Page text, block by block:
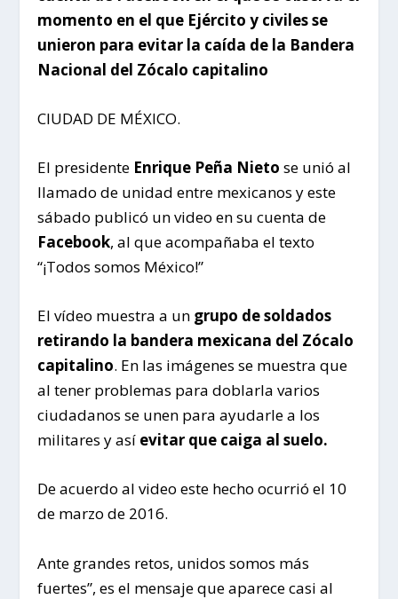
momento en el que Ejército y civiles se
unieron para evitar la caída de la Bandera
Nacional del Zócalo capitalino
CIUDAD DE MÉXICO.
El presidente Enrique Peña Nietose unió al
llamado de unidad entre mexicanos y este
sábado publicó un video en su cuenta de
Facebook, al que acompañaba el texto
“¡Todos somos México!”
El vídeo muestra a un grupo de soldados
retirando la bandera mexicana del Zócalo
capitalino. En las imágenes se muestra que
al tener problemas para doblarla varios
ciudadanos se unen para ayudarle a los
militares y así evitar que caiga al suelo.
De acuerdo al video este hecho ocurrió el 10
de marzo de 2016.
Ante grandes retos, unidos somos más
fuertes”, es el mensaje que aparece casi al